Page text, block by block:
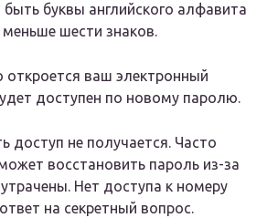
буквы английского алфавита
шести знаков.
откроется ваш электронный
доступен по новому паролю.
доступ не получается. Часто
восстановить пароль из-за
Нет доступа к номеру
на секретный вопрос.